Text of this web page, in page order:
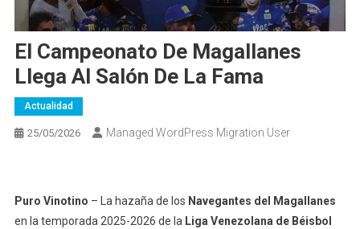
El Campeonato De Magallanes
Llega Al Salón De La Fama
Actualidad
25/05/2026 Managed WordPress Migration User
Puro Vinotino – La hazaña de los Navegantes del Magallanes
en la temporada 2025-2026 de la Liga Venezolana de Béisbol